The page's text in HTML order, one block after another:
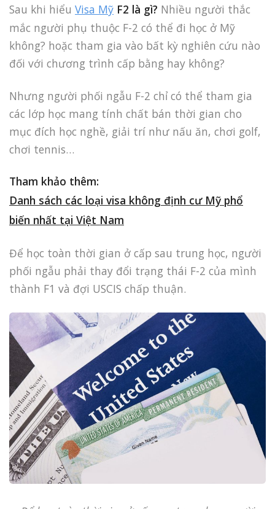
Sau khi hiểu Visa Mỹ F2 là gì? Nhiều người thắc
mắc người phụ thuộc F-2 có thể đi học ở Mỹ
không? hoặc tham gia vào bất kỳ nghiên cứu nào
đối với chương trình cấp bằng hay không?
Nhưng người phối ngẫu F-2 chỉ có thể tham gia
các lớp học mang tính chất bán thời gian cho
mục đích học nghề, giải trí như nấu ăn, chơi golf,
chơi tennis…
Tham khảo thêm:
Danh sách các loại visa không định cư Mỹ phổ
biến nhất tại Việt Nam
Để học toàn thời gian ở cấp sau trung học, người
phối ngẫu phải thay đổi trạng thái F-2 của mình
thành F1 và đợi USCIS chấp thuận.